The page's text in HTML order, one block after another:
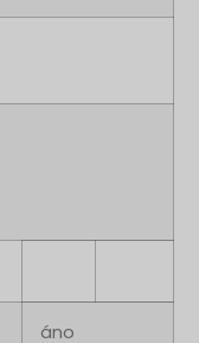
áno